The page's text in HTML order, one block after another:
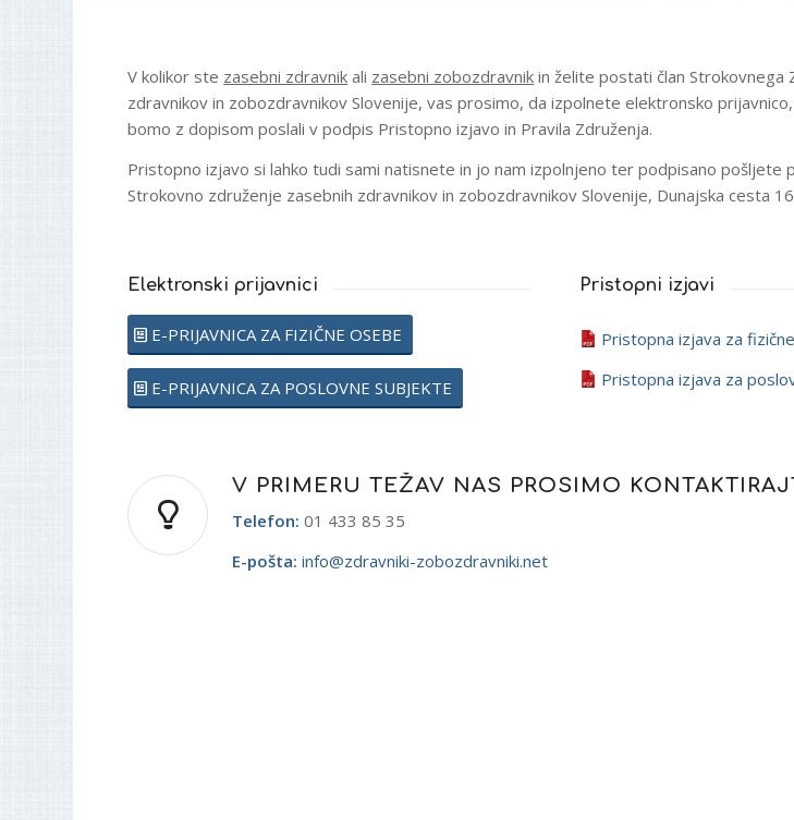
V kolikor ste zasebni zdravnik ali zasebni zobozdravnik in želite postati član Strokovnega
zdravnikov in zobozdravnikov Slovenije, vas prosimo, da izpolnete elektronsko
bomo z dopisom poslali v podpis Pristopno izjavo in Pravila Združenja.
Pristopno izjavo si lahko tudi sami natisnete in jo nam izpolnjeno ter podpisano pošljete
Strokovno združenje zasebnih zdravnikov in zobozdravnikov Slovenije, Dunajska cesta
Elektronski prijavnici
E-PRIJAVNICA ZA FIZIČNE OSEBE
E-PRIJAVNICA ZA POSLOVNE SUBJEKTE
Pristopni izjavi
Pristopna izjava za
Pristopna izjava za
V PRIMERU TEŽAV NAS PROSIMO
Telefon: 01 433 85 35
E-pošta: info@zdravniki-zobozdravniki.net